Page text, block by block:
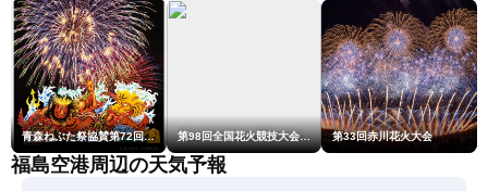
青森ねぶた祭協賛第72回青森花火大会 第98回全国花火競技大会「大曲の花火」 第33回赤川花火大会
福島空港周辺の天気予報